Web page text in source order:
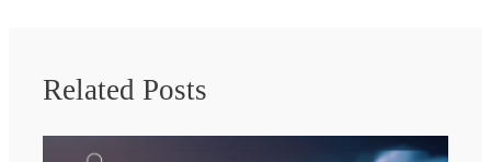
Related Posts